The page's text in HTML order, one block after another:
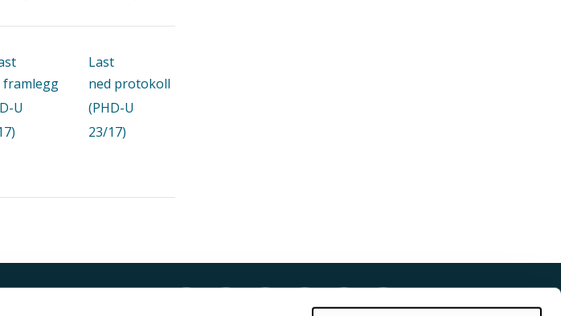
framlegg
U
Last
ned protokoll
(PHD-U
23/17)